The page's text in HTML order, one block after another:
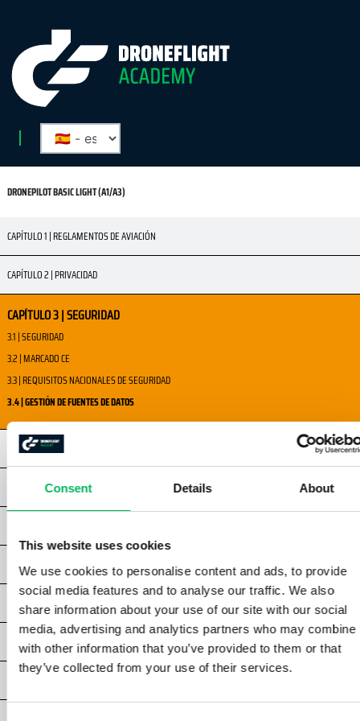
Consent Details About
This website uses cookies
We use cookies to personalise content and ads, to provide
social media features and to analyse our traffic. We also
share information about your use of our site with our social
media, advertising and analytics partners who may combine
with other information that you’ve provided to them or that
they’ve collected from your use of their services.
DRONEPILOT BASIC LIGHT (A1/A3)
CAPÍTULO 1 | REGLAMENTOS DE AVIACIÓN
CAPÍTULO 2 | PRIVACIDAD
CAPÍTULO 3 | SEGURIDAD
3.1 | SEGURIDAD
3.2 | MARCADO CE
3.3 | REQUISITOS NACIONALES DE SEGURIDAD
3.4 | GESTIÓN DE FUENTES DE DATOS
CAPÍTULO 4 | SEGUROS
CAPÍTULO 5 | CONOCIMIENTOS GENERALES
CAPÍTULO 7 | ESPACIO AÉREO
CAPÍTULO 8 | SEGURIDAD EN EL VUELO
CAPÍTULO 9 | PROCEDIMIENTOS OPERACIONALES
EXAMEN A1/A3 NPA